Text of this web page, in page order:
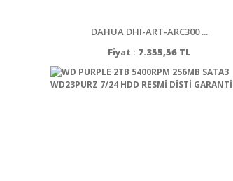
DAHUA DHI-ART-ARC300 ...
Fiyat : 7.355,56 TL